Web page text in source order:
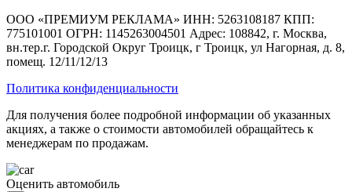
ООО «ПРЕМИУМ РЕКЛАМА» ИНН: 5263108187 КПП:
775101001 ОГРН: 1145263004501 Адрес: 108842, г. Москва,
вн.тер.г. Городской Округ Троицк, г Троицк, ул Нагорная, д. 8,
помещ. 12/11/12/13
Политика конфиденциальности
Для получения более подробной информации об указанных
акциях, а также о стоимости автомобилей обращайтесь к
менеджерам по продажам.
Оценить автомобиль